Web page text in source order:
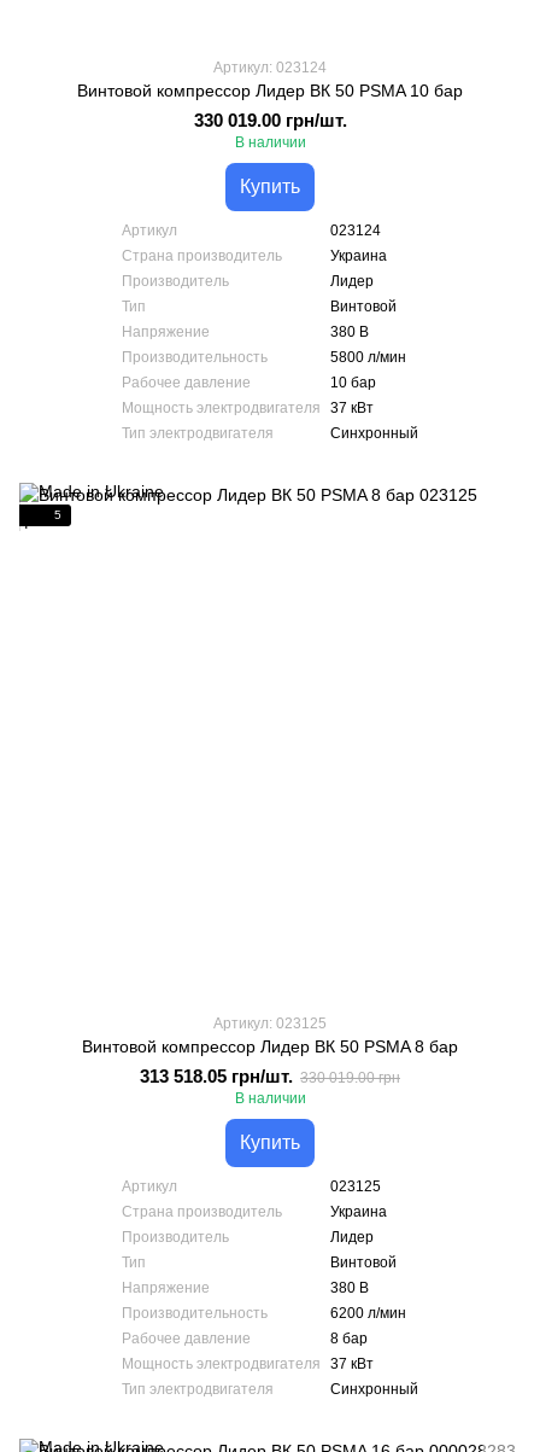
Артикул: 023124
Винтовой компрессор Лидер ВК 50 PSMA 10 бар
330 019.00 грн/шт.
В наличии
Купить
Артикул
023124
Страна производитель
Украина
Производитель
Лидер
Тип
Винтовой
Напряжение
380 В
Производительность
5800 л/мин
Рабочее давление
10 бар
Мощность электродвигателя
37 кВт
Тип электродвигателя
Синхронный
5
Артикул: 023125
Винтовой компрессор Лидер ВК 50 PSMA 8 бар
313 518.05 грн/шт. 330 019.00 грн
В наличии
Купить
Артикул
023125
Страна производитель
Украина
Производитель
Лидер
Тип
Винтовой
Напряжение
380 В
Производительность
6200 л/мин
Рабочее давление
8 бар
Мощность электродвигателя
37 кВт
Тип электродвигателя
Синхронный